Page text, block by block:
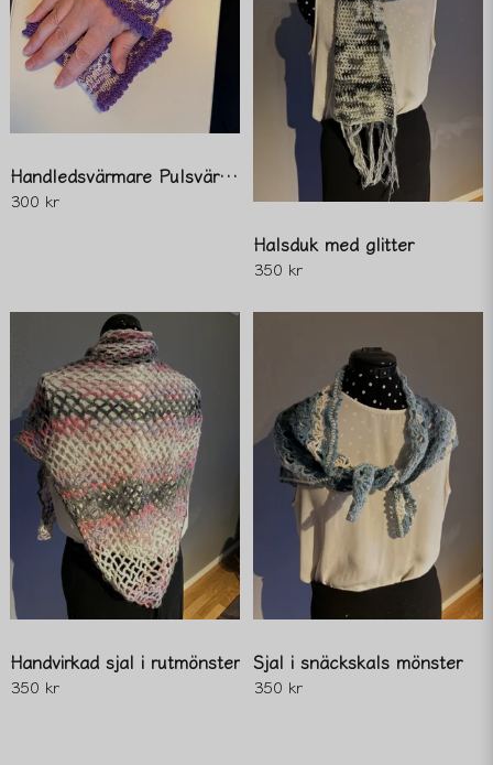
Handledsvärmare Pulsvärmare
300 kr
Halsduk med glitter
350 kr
Handvirkad sjal i rutmönster
350 kr
Sjal i snäckskals mönster
350 kr